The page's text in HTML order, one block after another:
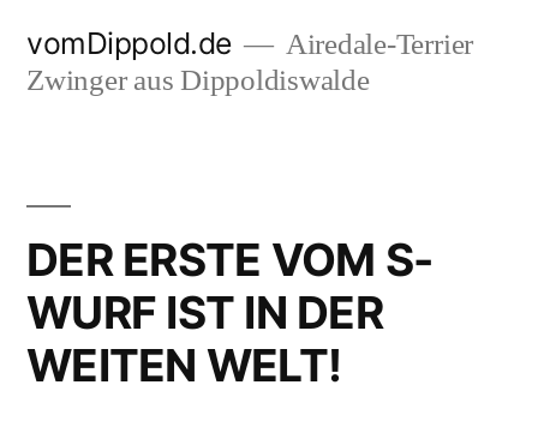
Inhalt
vomDippold.de
Airedale-Terrier
Zwinger aus Dippoldiswalde
DER ERSTE VOM S-
WURF IST IN DER
WEITEN WELT!